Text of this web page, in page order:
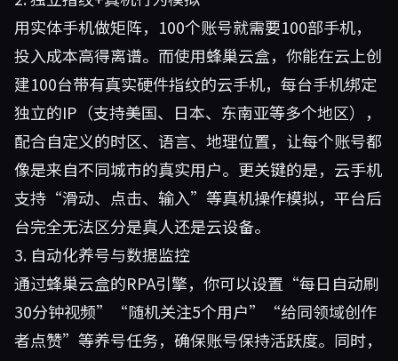
用实体手机做矩阵，100个账号就需要100部手机，
投入成本高得离谱。而使用蜂巢云盒，你能在云上创
建100台带有真实硬件指纹的云手机，每台手机绑定
独立的IP（支持美国、日本、东南亚等多个地区），
配合自定义的时区、语言、地理位置，让每个账号都
像是来自不同城市的真实用户。更关键的是，云手机
支持“滑动、点击、输入”等真机操作模拟，平台后
台完全无法区分是真人还是云设备。
3. 自动化养号与数据监控
通过蜂巢云盒的RPA引擎，你可以设置“每日自动刷
30分钟视频”“随机关注5个用户”“给同领域创作
者点赞”等养号任务，确保账号保持活跃度。同时，